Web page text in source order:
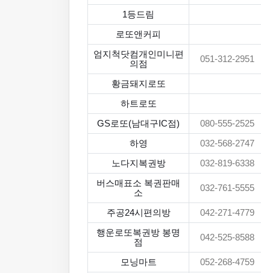
1등드림
로또앤커피
엄지척닷컴개인미니편
의점
051-312-2951
황금돼지로또
하트로또
GS로또(남대구IC점) 080-555-2525
하영 032-568-2747
노다지복권방 032-819-6338
버스매표소 복권판매
소
032-761-5555
주공24시편의방 042-271-4779
행운로또복권방 봉명
점
042-525-8588
모닝마트 052-268-4759